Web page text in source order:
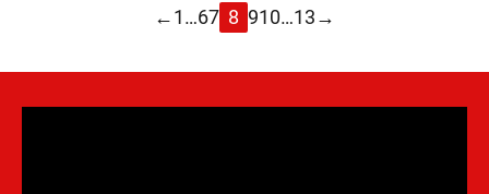
←1…67 8 910…13→